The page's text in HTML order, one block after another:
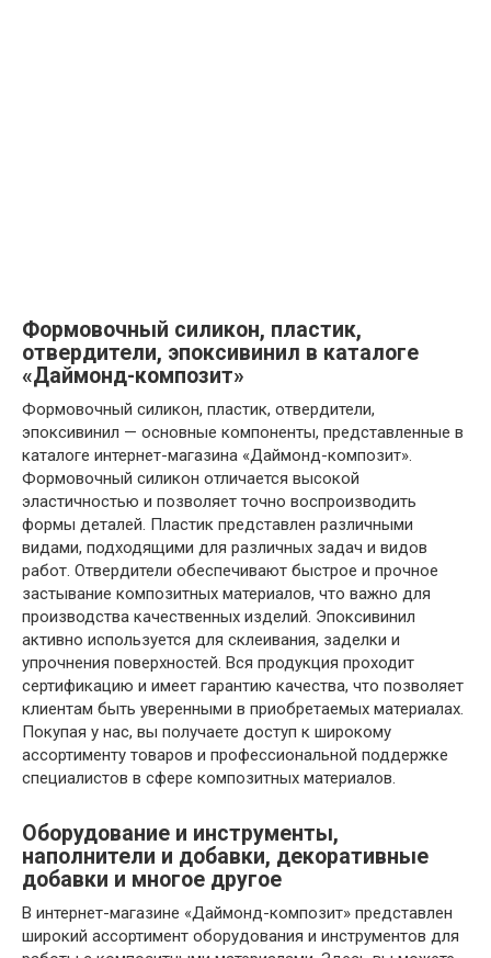
Формовочный силикон, пластик,
отвердители, эпоксивинил в каталоге
«Даймонд-композит»
Формовочный силикон, пластик, отвердители,
эпоксивинил — основные компоненты, представленные в
каталоге интернет-магазина «Даймонд-композит».
Формовочный силикон отличается высокой
эластичностью и позволяет точно воспроизводить
формы деталей. Пластик представлен различными
видами, подходящими для различных задач и видов
работ. Отвердители обеспечивают быстрое и прочное
застывание композитных материалов, что важно для
производства качественных изделий. Эпоксивинил
активно используется для склеивания, заделки и
упрочнения поверхностей. Вся продукция проходит
сертификацию и имеет гарантию качества, что позволяет
клиентам быть уверенными в приобретаемых материалах.
Покупая у нас, вы получаете доступ к широкому
ассортименту товаров и профессиональной поддержке
специалистов в сфере композитных материалов.
Оборудование и инструменты,
наполнители и добавки, декоративные
добавки и многое другое
В интернет-магазине «Даймонд-композит» представлен
широкий ассортимент оборудования и инструментов для